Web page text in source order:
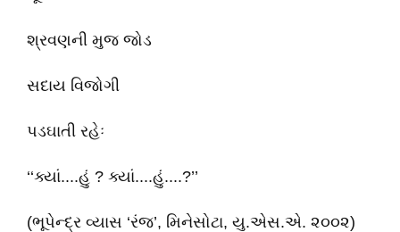
શ્રવણની મુજ જોડ
સદાય વિજોગી
પડઘાતી રહેઃ
‘‘ક્યાં....હું ? ક્યાં....હું....?’’
(ભૂપેન્દ્ર વ્યાસ ‘રંજ’, મિનેસોટા, યુ.એસ.એ. ૨૦૦૨)